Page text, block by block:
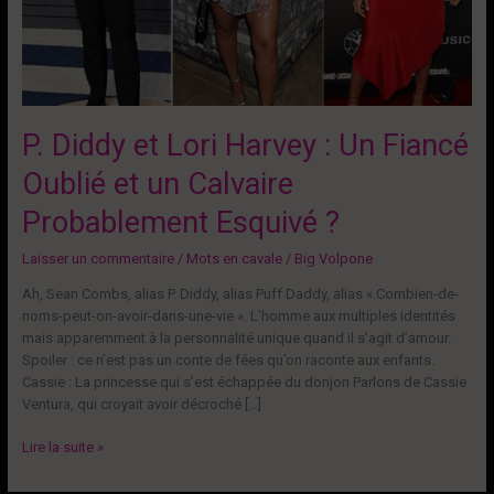
P. Diddy et Lori Harvey : Un Fiancé
Oublié et un Calvaire
Probablement Esquivé ?
Laisser un commentaire / Mots en cavale / Big Volpone
Ah, Sean Combs, alias P. Diddy, alias Puff Daddy, alias « Combien-de-
noms-peut-on-avoir-dans-une-vie ». L’homme aux multiples identités
mais apparemment à la personnalité unique quand il s’agit d’amour.
Spoiler : ce n’est pas un conte de fées qu’on raconte aux enfants.
Cassie : La princesse qui s’est échappée du donjon Parlons de Cassie
Ventura, qui croyait avoir décroché […]
P.
et
Lire la suite »